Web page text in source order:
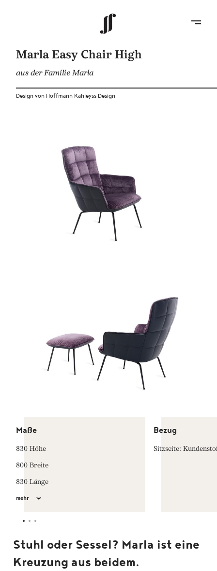
Marla Easy Chair High
aus der Familie Marla
Design von Hoffmann Kahleyss Design
Maße
830 Höhe
800 Breite
830 Länge
mehr
Bezug
Sitzseite:
Stuhl oder Sessel? Marla ist eine
Kreuzung aus beidem.